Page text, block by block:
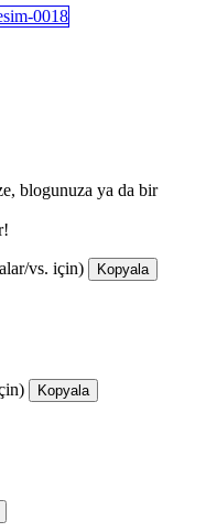
blogunuza ya da bir
vs. için) Kopyala
Kopyala